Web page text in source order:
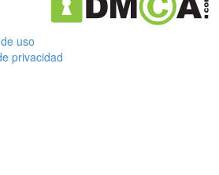
uso
privacidad